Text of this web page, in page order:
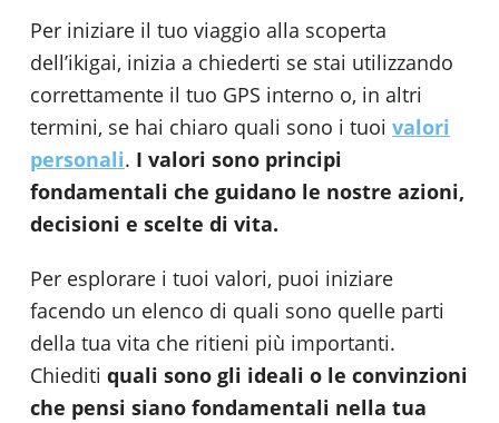
Per iniziare il tuo viaggio alla scoperta
dell’ikigai, inizia a chiederti se stai utilizzando
correttamente il tuo GPS interno o, in altri
termini, se hai chiaro quali sono i tuoi valori
personali. I valori sono principi
fondamentali che guidano le nostre azioni,
decisioni e scelte di vita.
Per esplorare i tuoi valori, puoi iniziare
facendo un elenco di quali sono quelle parti
della tua vita che ritieni più importanti.
Chiediti quali sono gli ideali o le convinzioni
che pensi siano fondamentali nella tua